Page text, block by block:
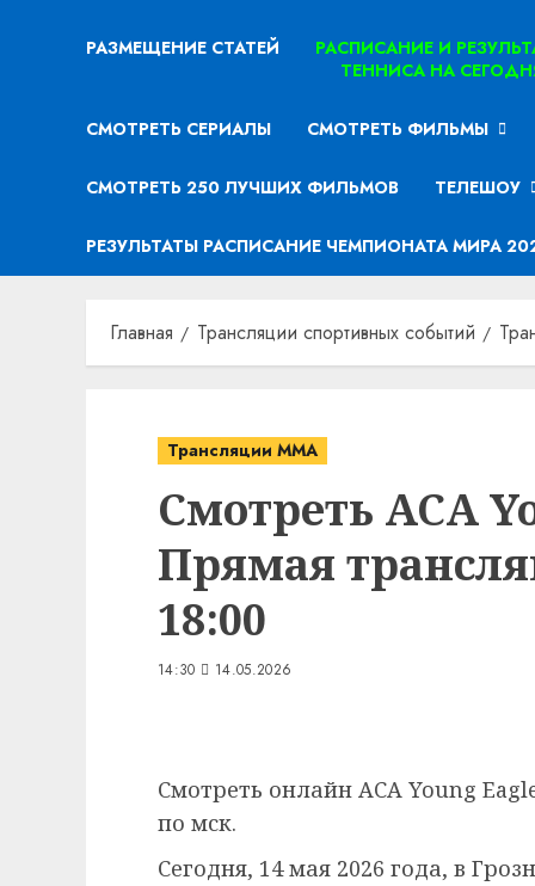
РАЗМЕЩЕНИЕ СТАТЕЙ
РАСПИСАНИЕ И
ТЕННИСА НА
СМОТРЕТЬ СЕРИАЛЫ СМОТРЕТЬ ФИЛЬМЫ
СМОТРЕТЬ 250 ЛУЧШИХ ФИЛЬМОВ ТЕЛЕШОУ
РЕЗУЛЬТАТЫ РАСПИСАНИЕ ЧЕМПИОНАТА МИРА
Главная Трансляции спортивных событий
Трансляции MMA
Смотреть ACA
Прямая
18:00
14:30 14.05.2026
Смотреть онлайн ACA Young
по мск.
Сегодня, 14 мая 2026 года, в